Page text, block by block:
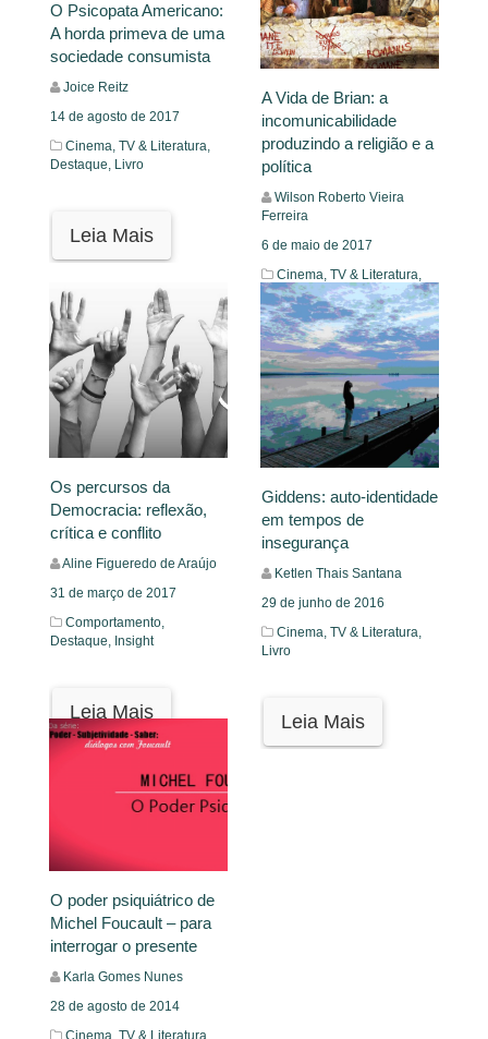
O Psicopata Americano:
A horda primeva de uma
sociedade consumista
Joice Reitz
14 de agosto de 2017
Cinema, TV & Literatura,
Destaque, Livro
Leia Mais
A Vida de Brian: a
incomunicabilidade
produzindo a religião e a
política
Wilson Roberto Vieira
Ferreira
6 de maio de 2017
Cinema, TV & Literatura,
Destaque,Filme
Leia Mais
Os percursos da
Democracia: reflexão,
crítica e conflito
Aline Figueredo de Araújo
31 de março de 2017
Comportamento,
Destaque, Insight
Leia Mais
Giddens: auto-identidade
em tempos de
insegurança
Ketlen Thais Santana
29 de junho de 2016
Cinema, TV & Literatura,
Livro
Leia Mais
O poder psiquiátrico de
Michel Foucault – para
interrogar o presente
Karla Gomes Nunes
28 de agosto de 2014